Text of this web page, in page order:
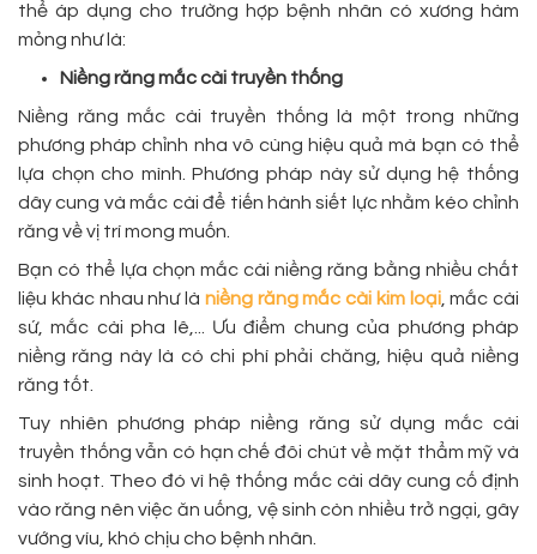
thể áp dụng cho trường hợp bệnh nhân có xương hàm
mỏng như là:
Niềng răng mắc cài truyền thống
Niềng răng mắc cài truyền thống là một trong những
phương pháp chỉnh nha vô cùng hiệu quả mà bạn có thể
lựa chọn cho mình. Phương pháp này sử dụng hệ thống
dây cung và mắc cài để tiến hành siết lực nhằm kéo chỉnh
răng về vị trí mong muốn.
Bạn có thể lựa chọn mắc cài niềng răng bằng nhiều chất
liệu khác nhau như là niềng răng mắc cài kim loại, mắc cài
sứ, mắc cài pha lê,... Ưu điểm chung của phương pháp
niềng răng này là có chi phí phải chăng, hiệu quả niềng
răng tốt.
Tuy nhiên phương pháp niềng răng sử dụng mắc cài
truyền thống vẫn có hạn chế đôi chút về mặt thẩm mỹ và
sinh hoạt. Theo đó vì hệ thống mắc cài dây cung cố định
vào răng nên việc ăn uống, vệ sinh còn nhiều trở ngại, gây
vướng víu, khó chịu cho bệnh nhân.